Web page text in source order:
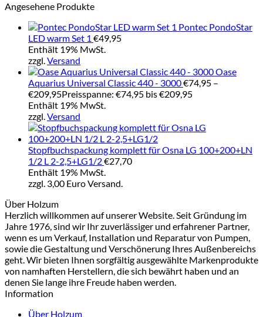
Angesehene Produkte
Pontec PondoStar
LED warm Set 1 €49,95
Enthält 19% MwSt.
zzgl.Versand
Oase
Aquarius Universal Classic 440 - 3000€74,95 –
€209,95Preisspanne: €74,95 bis €209,95
Enthält 19% MwSt.
zzgl.Versand
Stopfbuchspackung komplett für Osna LG 100+200+LN
1/2 L 2-2,5+LG1/2€27,70
Enthält 19% MwSt.
zzgl. 3,00 Euro Versand.
Über Holzum
Herzlich willkommen auf unserer Website. Seit Gründung im
Jahre 1976, sind wir Ihr zuverlässiger und erfahrener Partner,
wenn es um Verkauf, Installation und Reparatur von Pumpen,
sowie die Gestaltung und Verschönerung Ihres Außenbereichs
geht. Wir bieten Ihnen sorgfältig ausgewählte Markenprodukte
von namhaften Herstellern, die sich bewährt haben und an
denen Sie lange ihre Freude haben werden.
Information
Über Holzum